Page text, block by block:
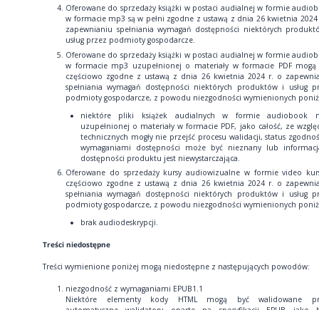
Oferowane do sprzedaży książki w postaci audialnej w formie
w formacie mp3 są w pełni zgodne z ustawą z dnia 26 kwietnia
zapewnianiu spełniania wymagań dostępności niektórych
usług przez podmioty gospodarcze.
Oferowane do sprzedaży książki w postaci audialnej w formie
w formacie mp3 uzupełnionej o materiały w formacie PDF mogą
częściowo zgodne z ustawą z dnia 26 kwietnia 2024 r. o
spełniania wymagań dostępności niektórych produktów i usług
podmioty gospodarcze, z powodu niezgodności wymienionych
niektóre pliki książek audialnych w formie audiobook
uzupełnionej o materiały w formacie PDF, jako całość, ze
technicznych mogły nie przejść procesu walidacji, status
wymaganiami dostępności może być nieznany lub
dostępności produktu jest niewystarczająca.
Oferowane do sprzedaży kursy audiowizualne w formie video
częściowo zgodne z ustawą z dnia 26 kwietnia 2024 r. o
spełniania wymagań dostępności niektórych produktów i usług
podmioty gospodarcze, z powodu niezgodności wymienionych
brak audiodeskrypcji.
Treści niedostępne
Treści wymienione poniżej mogą niedostępne z następujących powodów:
niezgodność z wymaganiami EPUB1.1
Niektóre elementy kody HTML mogą być walidowane